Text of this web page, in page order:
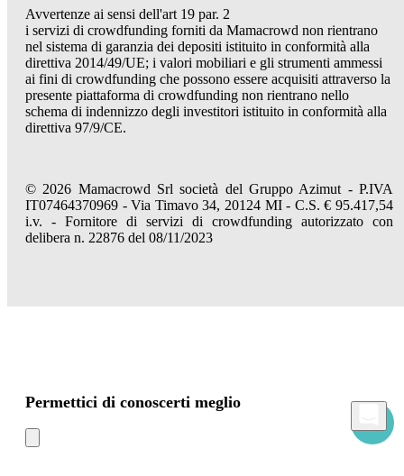
Avvertenze ai sensi dell'art 19 par. 2
i servizi di crowdfunding forniti da Mamacrowd non rientrano
nel sistema di garanzia dei depositi istituito in conformità alla
direttiva 2014/49/UE; i valori mobiliari e gli strumenti ammessi
ai fini di crowdfunding che possono essere acquisiti attraverso la
presente piattaforma di crowdfunding non rientrano nello
schema di indennizzo degli investitori istituito in conformità alla
direttiva 97/9/CE.
© 2026 Mamacrowd Srl società del Gruppo Azimut - P.IVA
IT07464370969 - Via Timavo 34, 20124 MI - C.S. € 95.417,54
i.v. - Fornitore di servizi di crowdfunding autorizzato con
delibera n. 22876 del 08/11/2023
Permettici di conoscerti meglio